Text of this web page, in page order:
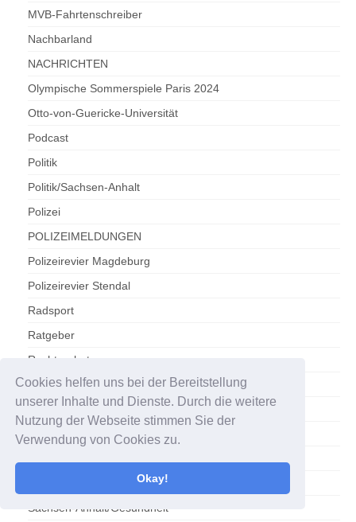
Cookies helfen uns bei der Bereitstellung
unserer Inhalte und Dienste. Durch die weitere
Nutzung der Webseite stimmen Sie der
Verwendung von Cookies zu.
Okay!
MVB-Fahrtenschreiber
Nachbarland
NACHRICHTEN
Olympische Sommerspiele Paris 2024
Otto-von-Guericke-Universität
Podcast
Politik
Politik/Sachsen-Anhalt
Polizei
POLIZEIMELDUNGEN
Polizeirevier Magdeburg
Polizeirevier Stendal
Radsport
Ratgeber
Rechtsschutz
Reise-News.
Reisen
Reisen / Tourismus
Sachsen-Anhalt/Gesundheit